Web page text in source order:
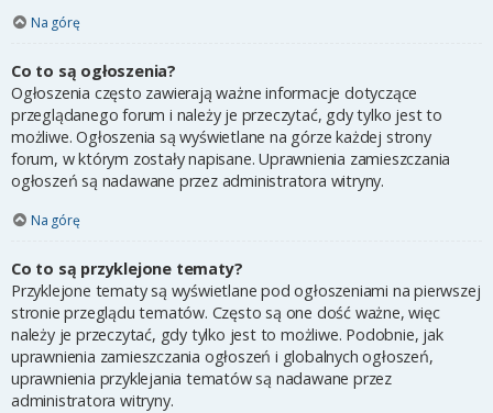
Na górę
Co to są ogłoszenia?
Ogłoszenia często zawierają ważne informacje dotyczące
przeglądanego forum i należy je przeczytać, gdy tylko jest to
możliwe. Ogłoszenia są wyświetlane na górze każdej strony
forum, w którym zostały napisane. Uprawnienia zamieszczania
ogłoszeń są nadawane przez administratora witryny.
Na górę
Co to są przyklejone tematy?
Przyklejone tematy są wyświetlane pod ogłoszeniami na pierwszej
stronie przeglądu tematów. Często są one dość ważne, więc
należy je przeczytać, gdy tylko jest to możliwe. Podobnie, jak
uprawnienia zamieszczania ogłoszeń i globalnych ogłoszeń,
uprawnienia przyklejania tematów są nadawane przez
administratora witryny.